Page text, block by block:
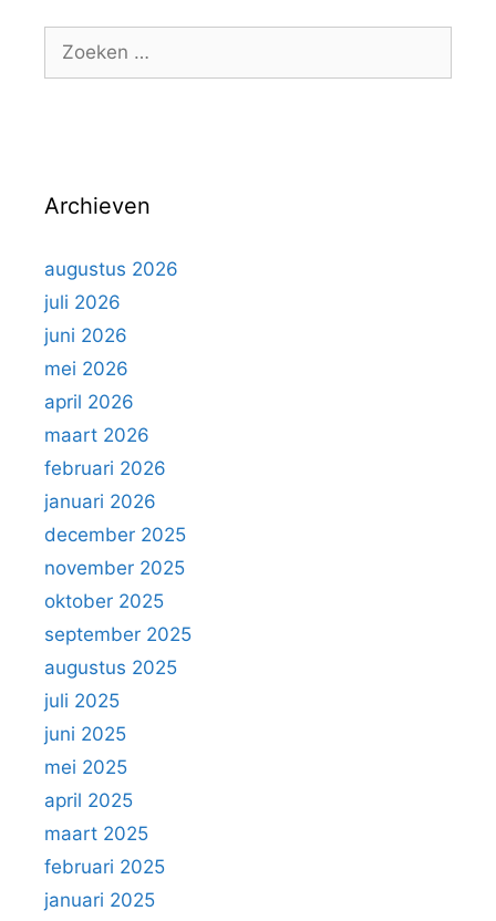
g
o
r
n
a
r
:
Archieven
augustus 2026
juli 2026
juni 2026
mei 2026
april 2026
maart 2026
februari 2026
januari 2026
december 2025
november 2025
oktober 2025
september 2025
augustus 2025
juli 2025
juni 2025
mei 2025
april 2025
maart 2025
februari 2025
januari 2025